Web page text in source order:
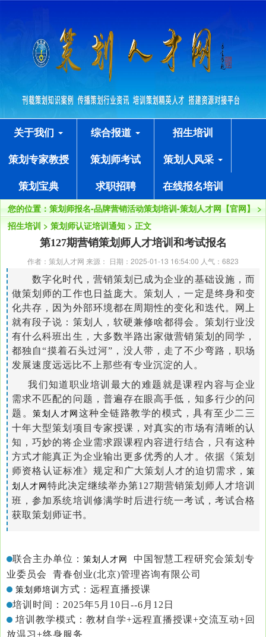
关于我们 综合报道
招生培训
策划专家教授
策划师考试
策划人风采
策划宝典
求职招聘 在线报名培训
您的位置： 策划师报名-品牌营销活动策划培训-策划人才网【官网】
>
招生培训 > 策划师认证培训通知 > 正文
第127期营销策划师人才培训和考试报名
作者：策划人才网 来源： 日期：2025-01-13 16:54:00 人气： 6823
数字化时代，营销策划已成为企业的基础设施，而
做策划师的工作也日益庞大。策划人，一定是终身和变
化共存，因为外部环境都在周期性的变化和迭代。网上
就有段子说：策划人，软硬兼修啥都得会。 策划行业没
有什么科班出生，大多数半路出家做营销策划的同学，
都独自“摸着石头过河”，没人带，走了不少弯路，职场
发展速度远远比不上那些有专业沉淀的人。
我们知道职业培训最大的难题就是课程内容与企业
需求不匹配的问题，普遍存在眼高手低，知多行少的问
题。策划人才网 这种全链路教学的模式，具有至少二三
十年大型策划项目专家授课，对真实的市场有清晰的认
知，巧妙的将企业需求跟课程内容进行结合，只有这种
方式才能真正为企业输出更多优秀的人才。 依据《策划
师资格认证标准》规定和广大策划人才的迫切需求， 策
划人才网 特此决定继续举办第127期营销策划师人才培训
班，参加系统培训修满学时后进行统一考试，考试合格
获取策划师证书。
联合主办单位： 策划人才网
中国智慧工程研究会策划专
业委员会 青春创业(北京)管理咨询有限公司
策划师培训 方式： 远程直播授课
培训时间： 2025年5月10日--6月12日
培训教学模式： 教材自学+远程直播授课+交流互动+回
放温习+终身服务